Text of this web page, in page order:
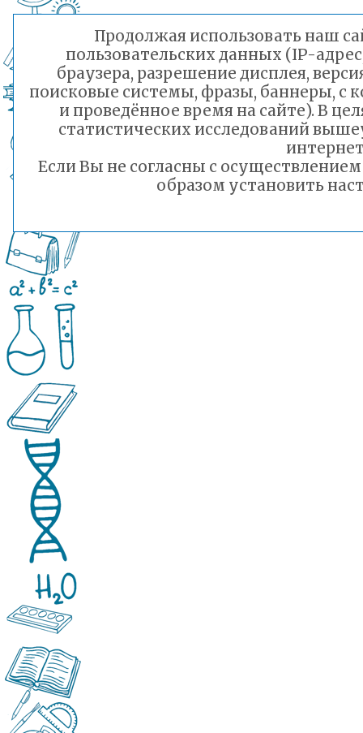
Продолжая использовать наш
пользовательских данных (IP-
браузера, разрешение дисплея,
поисковые системы, фразы, баннеры, с
и проведённое время на сайте). В
статистических исследований
Если Вы не согласны с
образом установить